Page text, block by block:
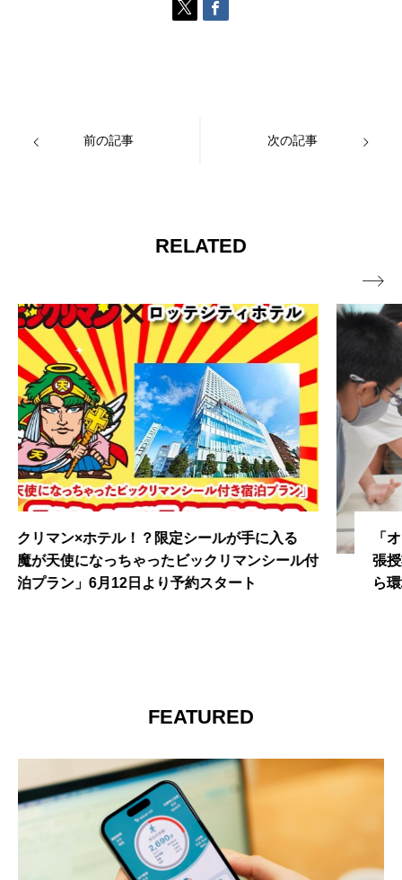
前の記事 次の記事
RELATED
「オキシ漬け」で話題！オキシクリーンの小学校出
張授業！子供たちとお掃除・衣類のシミをとりなが
ら環境問題を考える

FEATURED